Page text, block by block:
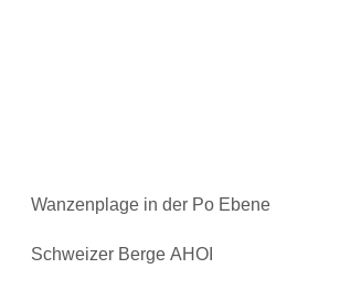
Wanzenplage in der Po Ebene
Schweizer Berge AHOI